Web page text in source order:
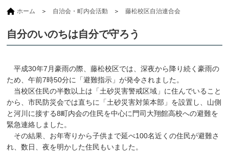
ホーム 自治会・町内会活動 藤松校区自治連合会
自分のいのちは自分で守ろう
平成30年7月豪雨の際、藤松校区では、深夜から降り続く豪雨の
ため、午前7時50分に「避難指示」が発令されました。
当校区住民の半数以上は「土砂災害警戒区域」に住んでいること
から、市民防災会では直ちに「土砂災害対策本部」を設置し、山側
と河川に接する8町内会の住民を中心に門司大翔館高校への避難を
緊急連絡しました。
その結果、お年寄りから子供まで延べ100名近くの住民が避難さ
れ、数日、夜を明かした住民もいました。